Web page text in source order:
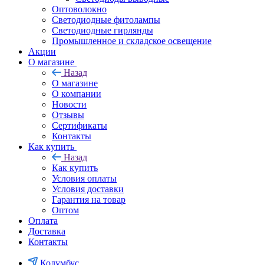
Оптоволокно
Светодиодные фитолампы
Светодиодные гирлянды
Промышленное и складское освещение
Акции
О магазине
Назад
О магазине
О компании
Новости
Отзывы
Сертификаты
Контакты
Как купить
Назад
Как купить
Условия оплаты
Условия доставки
Гарантия на товар
Оптом
Оплата
Доставка
Контакты
Колумбус